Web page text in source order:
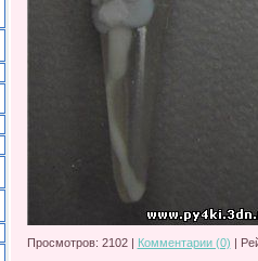
Просмотров: 2102 | Комментарии (0) |